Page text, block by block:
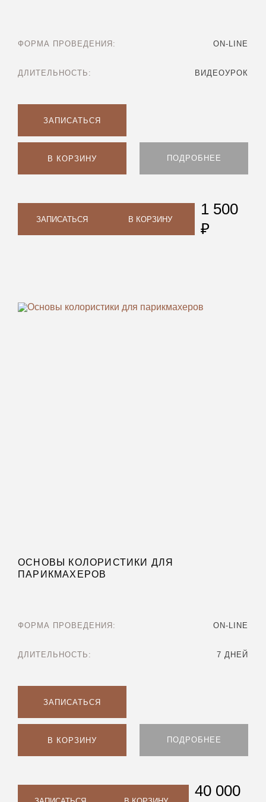
ФОРМА ПРОВЕДЕНИЯ: ON-LINE
ДЛИТЕЛЬНОСТЬ: ВИДЕОУРОК
ЗАПИСАТЬСЯ
В КОРЗИНУ ПОДРОБНЕЕ
ЗАПИСАТЬСЯ В КОРЗИНУ
1 500
₽
ОСНОВЫ КОЛОРИСТИКИ ДЛЯ
ПАРИКМАХЕРОВ
ФОРМА ПРОВЕДЕНИЯ: ON-LINE
ДЛИТЕЛЬНОСТЬ: 7 ДНЕЙ
ЗАПИСАТЬСЯ
В КОРЗИНУ ПОДРОБНЕЕ
40 000